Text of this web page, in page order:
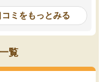
問できるのでとても助か
ミをもっとみる
覧